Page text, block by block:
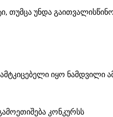
თუმცა უნდა
იყო ნამდვილი
კონკურსს